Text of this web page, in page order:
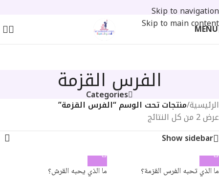
Skip to navigation
Skip to main content
MENU
الفرس القزمة
Categories
الرئيسية/منتجات تحت الوسم “الفرس القزمة”
عرض ⁦2⁩ من كل النتائج
Show sidebar
ما الذي تحبه الفرس القزمة؟ ما الذي يحبه القرش؟